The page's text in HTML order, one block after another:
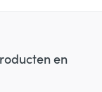
en